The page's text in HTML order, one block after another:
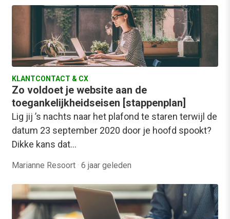
KLANTCONTACT & CX
Zo voldoet je website aan de
toegankelijkheidseisen [stappenplan]
Lig jij ’s nachts naar het plafond te staren terwijl de
datum 23 september 2020 door je hoofd spookt?
Dikke kans dat…
Marianne Resoort · 6 jaar geleden